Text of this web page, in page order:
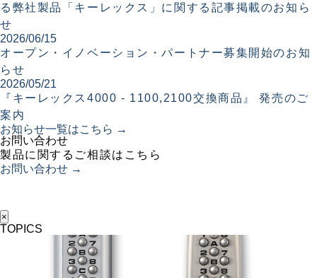
る弊社製品「キーレックス」に関する記事掲載のお知ら
せ
2026/06/15
オープン・イノベーション・パートナー募集開始のお知
らせ
2026/05/21
『キーレックス4000 - 1100,2100交換商品』 発売のご
案内
お知らせ一覧はこちら →
お問い合わせ
製品に関するご相談はこちら
お問い合わせ →
×
TOPICS